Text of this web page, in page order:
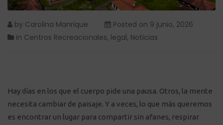
by Carolina Manrique Posted on 9 junio, 2026
in Centros Recreacionales, legal, Noticias
Hay días en los que el cuerpo pide una pausa. Otros, la mente
necesita cambiar de paisaje. Y a veces, lo que más queremos
es encontrar un lugar para compartir sin afanes, respirar